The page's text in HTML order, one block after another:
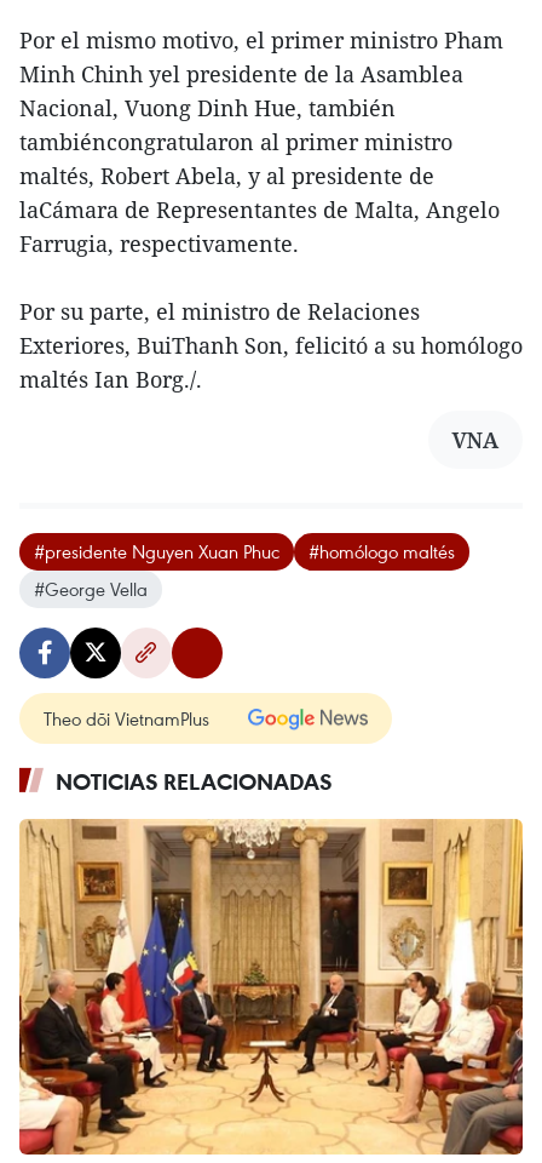
Por el mismo motivo, el primer ministro Pham
Minh Chinh yel presidente de la Asamblea
Nacional, Vuong Dinh Hue, también
tambiéncongratularon al primer ministro
maltés, Robert Abela, y al presidente de
laCámara de Representantes de Malta, Angelo
Farrugia, respectivamente.
Por su parte, el ministro de Relaciones
Exteriores, BuiThanh Son, felicitó a su homólogo
maltés Ian Borg./.
VNA
#presidente Nguyen Xuan Phuc
#homólogo maltés
#George Vella
Theo dõi VietnamPlus
NOTICIAS RELACIONADAS